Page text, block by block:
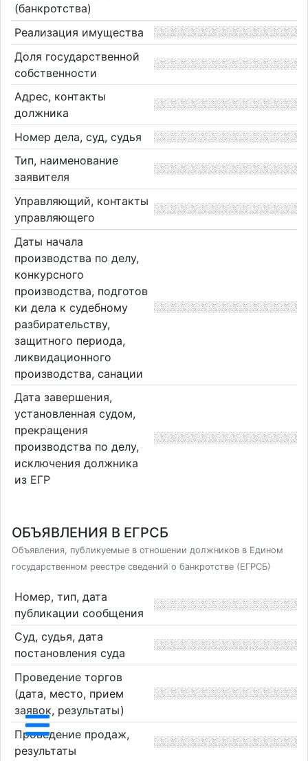
(банкротства)
Реализация имущества
Доля государственной
собственности
Адрес, контакты
должника
Номер дела, суд, судья
Тип, наименование
заявителя
Управляющий, контакты
управляющего
Даты начала
производства по делу,
конкурсного
производства, подготов
ки дела к судебному
разбирательству,
защитного периода,
ликвидационного
производства, санации
Дата завершения,
установленная судом,
прекращения
производства по делу,
исключения должника
из ЕГР
ОБЪЯВЛЕНИЯ В ЕГРСБ
Объявления, публикуемые в отношении должников в Едином
государственном реестре сведений о банкротстве (ЕГРСБ)
Номер, тип, дата
публикации сообщения
Суд, судья, дата
постановления суда
Проведение торгов
(дата, место, прием
заявок, результаты)
Проведение продаж,
результаты